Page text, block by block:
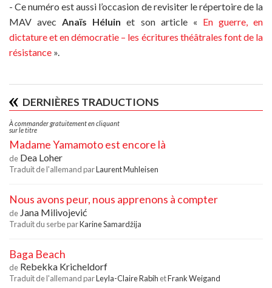
- Ce numéro est aussi l’occasion de revisiter le répertoire de la
MAV avecAnaïs Héluinet son article « En guerre, en
dictature et en démocratie – les écritures théâtrales font de la
résistance ».
DERNIÈRES TRADUCTIONS
À commander gratuitement en cliquant
sur le titre
Madame Yamamoto est encore là
de Dea Loher
Traduit de l'allemand parLaurent Muhleisen
Nous avons peur, nous apprenons à compter
de Jana Milivojević
Traduit du serbe parKarine Samardžija
Baga Beach
de Rebekka Kricheldorf
Traduit de l'allemand parLeyla-Claire Rabih etFrank Weigand